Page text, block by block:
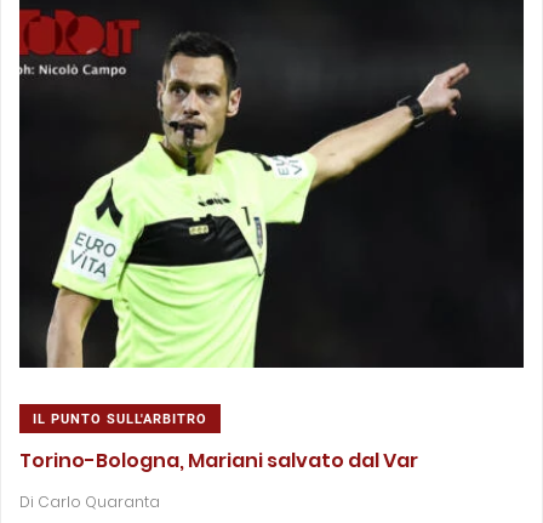
IL PUNTO SULL'ARBITRO
Torino-Bologna, Mariani salvato dal Var
Di Carlo Quaranta